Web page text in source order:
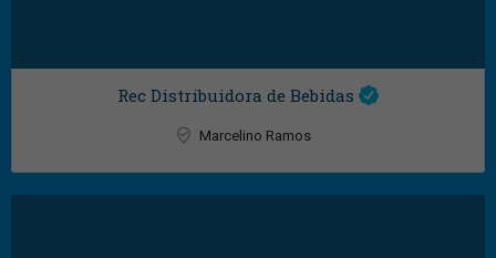
Rec Distribuidora de Bebidas
Marcelino Ramos